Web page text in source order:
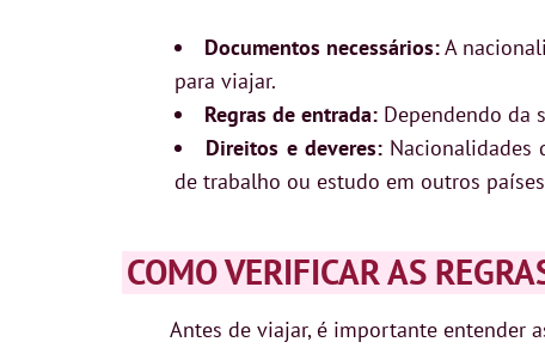
Documentos necessários:A
para viajar.
Regras de entrada: Dependendo da
Direitos e deveres:Nacionalidades
de trabalho ou estudo em outros
COMO VERIFICAR AS
Antes de viajar, é importante entender